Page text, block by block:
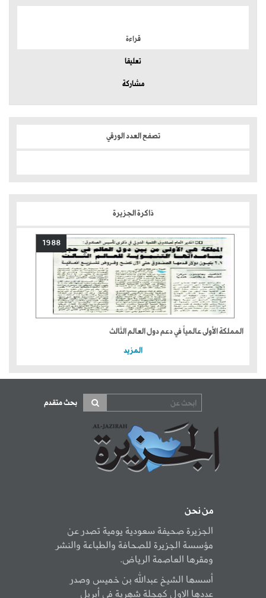
قراءة
تعليقا
مشاركة
تصفح العدد الورقي
ذاكرة الجزيرة
1988
المملكة الأولى عالمياً في دعم دول العالم الثالث
المزيد
بحث متقدم
من نحن
الجزيرة صحيفة سعودية يومية تصدر عن
مؤسسة الجزيرة للصحافة والطباعة والنشر
ومقرها العاصمة الرياض.
أسسها الشيخ عبدالله بن خميس وصدر
عددها الاول كمجلة شهرية في أبريل